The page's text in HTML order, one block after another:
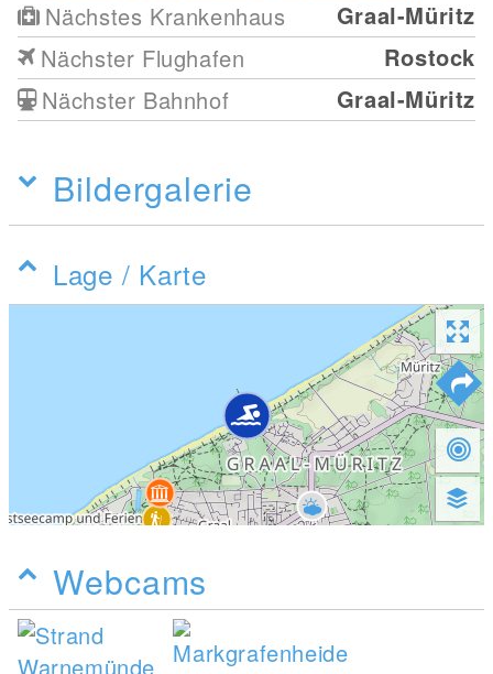
Nächstes Krankenhaus
Graal-Müritz
Nächster Flughafen
Rostock
Nächster Bahnhof
Graal-Müritz
Bildergalerie
Lage / Karte
Webcams